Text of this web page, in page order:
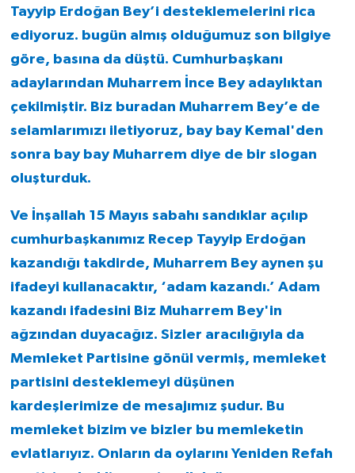
Tayyip Erdoğan Bey’i desteklemelerini rica
ediyoruz. bugün almış olduğumuz son bilgiye
göre, basına da düştü. Cumhurbaşkanı
adaylarından Muharrem İnce Bey adaylıktan
çekilmiştir. Biz buradan Muharrem Bey’e de
selamlarımızı iletiyoruz, bay bay Kemal'den
sonra bay bay Muharrem diye de bir slogan
oluşturduk.
Ve İnşallah 15 Mayıs sabahı sandıklar açılıp
cumhurbaşkanımız Recep Tayyip Erdoğan
kazandığı takdirde, Muharrem Bey aynen şu
ifadeyi kullanacaktır, ‘adam kazandı.’ Adam
kazandı ifadesini Biz Muharrem Bey'in
ağzından duyacağız. Sizler aracılığıyla da
Memleket Partisine gönül vermiş, memleket
partisini desteklemeyi düşünen
kardeşlerimize de mesajımız şudur. Bu
memleket bizim ve bizler bu memleketin
evlatlarıyız. Onların da oylarını Yeniden Refah